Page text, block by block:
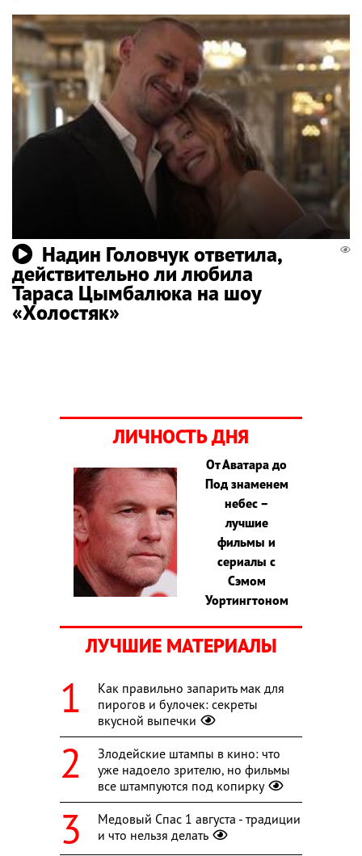
Надин Головчук ответила,
действительно ли любила
Тараса Цымбалюка на шоу
«Холостяк»
ЛИЧНОСТЬ ДНЯ
От Аватара до
Под знаменем
небес –
лучшие
фильмы и
сериалы с
Сэмом
Уортингтоном
ЛУЧШИЕ МАТЕРИАЛЫ
Как правильно запарить мак для
пирогов и булочек: секреты
вкусной выпечки
Злодейские штампы в кино: что
уже надоело зрителю, но фильмы
все штампуются под копирку
Медовый Спас 1 августа - традиции
и что нельзя делать